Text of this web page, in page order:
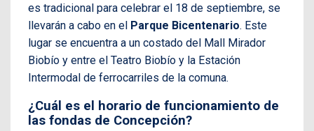
es tradicional para celebrar el 18 de septiembre, se
llevarán a cabo en el Parque Bicentenario. Este
lugar se encuentra a un costado del Mall Mirador
Biobío y entre el Teatro Biobío y la Estación
Intermodal de ferrocarriles de la comuna.
¿Cuál es el horario de funcionamiento de
las fondas de Concepción?